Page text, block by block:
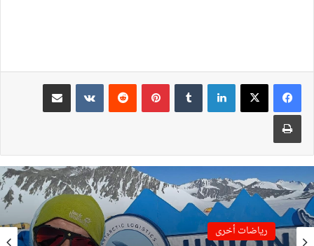
لينكدإن بينتيريست
مشاركة عبر البريد
طباعة
Sportime TV